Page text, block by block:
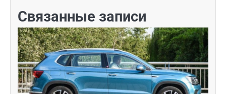
Связанные записи